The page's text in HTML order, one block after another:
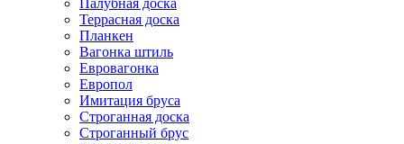
Палубная доска
Террасная доска
Планкен
Вагонка штиль
Евровагонка
Европол
Имитация бруса
Строганная доска
Строганный брус